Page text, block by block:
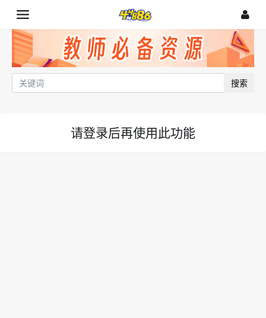
搜索
请登录后再使用此功能